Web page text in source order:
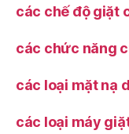
các chế độ giặt
các chức năng
các loại mặt nạ
các loại máy